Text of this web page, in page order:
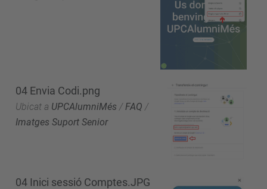
04 Envia Codi.png
Ubicat a UPCAlumniMés / FAQ /
Imatges Suport Senior
04 Inici sessió Comptes.JPG